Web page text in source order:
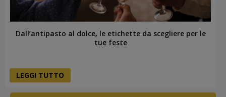
Dall’antipasto al dolce, le etichette da scegliere per le
tue feste
LEGGI TUTTO